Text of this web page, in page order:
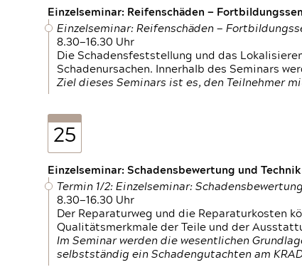
Einzelseminar: Reifenschäden —
Einzelseminar: Reifenschäden —
8.30—16.30 Uhr
Die Schadensfeststellung und das
Schadenursachen. Innerhalb des Seminars
Ziel dieses Seminars ist es, den Teilnehmer
25
Einzelseminar: Schadensbewertung und
Termin 1/2: Einzelseminar:
8.30—16.30 Uhr
Der Reparaturweg und die Reparaturkosten
Qualitätsmerkmale der Teile und der
Im Seminar werden die wesentlichen
selbstständig ein Schadengutachten am